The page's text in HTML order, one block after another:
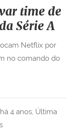
time de
Série A
há 4 anos, Última
Netflix por
no comando do